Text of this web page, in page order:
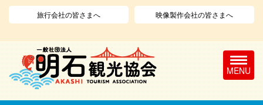
旅行会社の皆さまへ 映像製作会社の皆さまへ
T
o
g
g